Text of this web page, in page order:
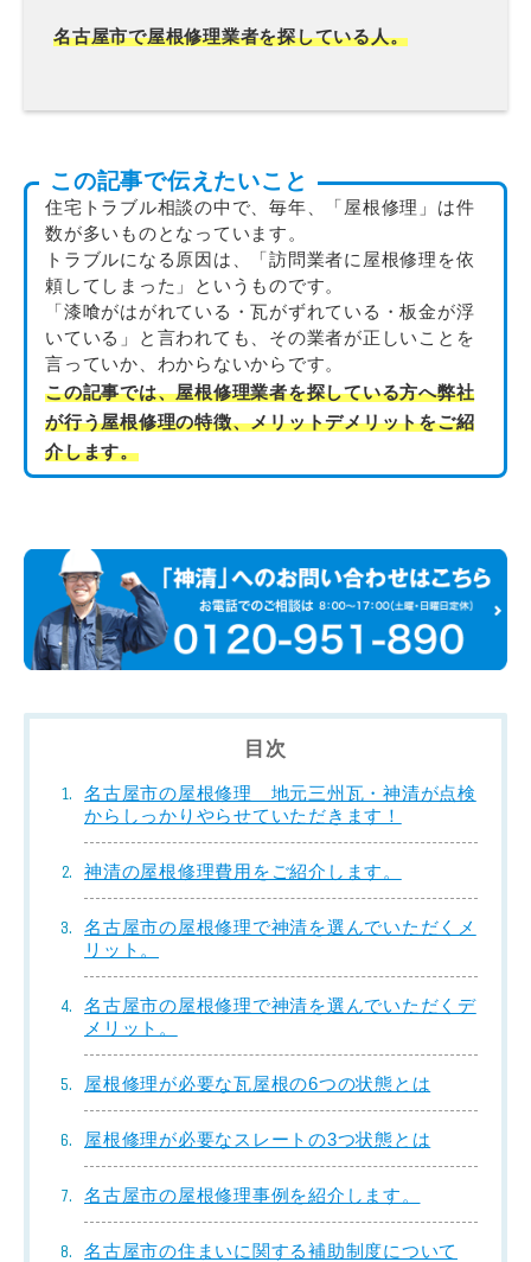
名古屋市で屋根修理業者を探している人。
この記事で伝えたいこと
住宅トラブル相談の中で、毎年、「屋根修理」は件
数が多いものとなっています。
トラブルになる原因は、「訪問業者に屋根修理を依
頼してしまった」というものです。
「漆喰がはがれている・瓦がずれている・板金が浮
いている」と言われても、その業者が正しいことを
言っていか、わからないからです。
この記事では、屋根修理業者を探している方へ弊社
が行う屋根修理の特徴、メリットデメリットをご紹
介します。
目次
名古屋市の屋根修理 地元三州瓦・神清が点検
からしっかりやらせていただきます！
神清の屋根修理費用をご紹介します。
名古屋市の屋根修理で神清を選んでいただくメ
リット。
名古屋市の屋根修理で神清を選んでいただくデ
メリット。
屋根修理が必要な瓦屋根の6つの状態とは
屋根修理が必要なスレートの3つ状態とは
名古屋市の屋根修理事例を紹介します。
名古屋市の住まいに関する補助制度について